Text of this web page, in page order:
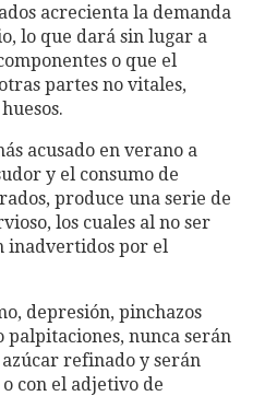
acrecienta la demanda
lo que dará sin lugar a
o que el
partes no vitales,
acusado en verano a
y el consumo de
produce una serie de
los cuales al no ser
inadvertidos por el
depresión, pinchazos
palpitaciones, nunca serán
azúcar refinado y serán
con el adjetivo de